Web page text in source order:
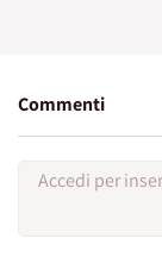
Commenti